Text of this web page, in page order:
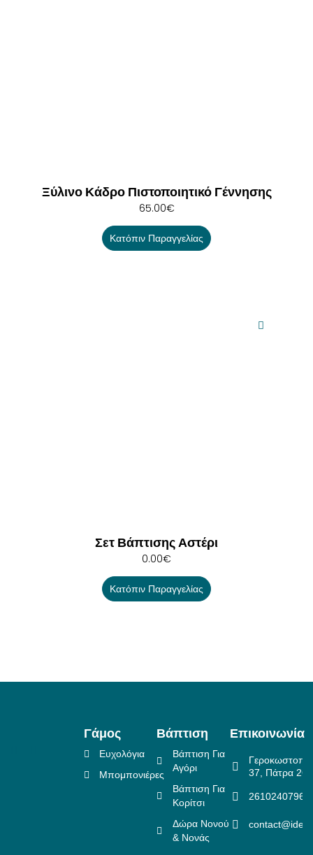
Ξύλινο Κάδρο Πιστοποιητικό Γέννησης
65.00€
Κατόπιν Παραγγελίας
Σετ Βάπτισης Αστέρι
0.00€
Κατόπιν Παραγγελίας
Γάμος
Ευχολόγια
Μπομπονιέρες
Βάπτιση
Βάπτιση Για
Αγόρι
Βάπτιση Για
Κορίτσι
Δώρα Νονού
& Νονάς
Επικοινωνία
37, Πάτρα
2610240796